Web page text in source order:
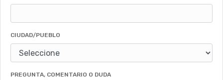
CIUDAD/PUEBLO
PREGUNTA, COMENTARIO O DUDA